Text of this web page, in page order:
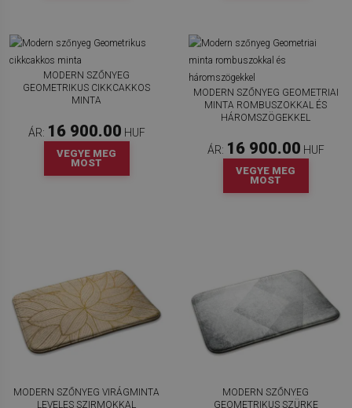
MODERN SZŐNYEG
GEOMETRIKUS CIKKCAKKOS
MINTA
ÁR: 16 900.00 HUF
VEGYE MEG
MOST
MODERN SZŐNYEG GEOMETRIAI
MINTA ROMBUSZOKKAL ÉS
HÁROMSZÖGEKKEL
ÁR: 16 900.00 HUF
VEGYE MEG
MOST
MODERN SZŐNYEG VIRÁGMINTA
LEVELES SZIRMOKKAL
MODERN SZŐNYEG
GEOMETRIKUS SZÜRKE